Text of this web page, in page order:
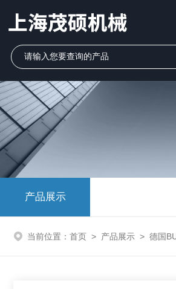
产品展示
当前位置： 首页 > 产品展示 > 德国